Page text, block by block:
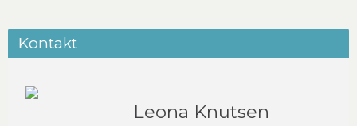
Kontakt
Leona Knutsen